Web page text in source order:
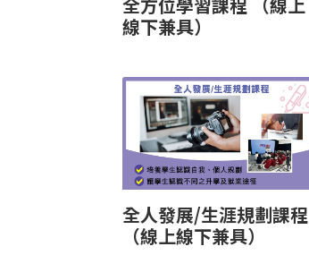
全方位學習課程 （線上
線下兼具）
全人發展/生涯規劃課程
（線上線下兼具）